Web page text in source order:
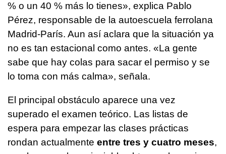
% o un 40 % más lo tienes», explica Pablo
Pérez, responsable de la autoescuela ferrolana
Madrid-París. Aun así aclara que la situación ya
no es tan estacional como antes. «La gente
sabe que hay colas para sacar el permiso y se
lo toma con más calma», señala.
El principal obstáculo aparece una vez
superado el examen teórico. Las listas de
espera para empezar las clases prácticas
rondan actualmente entre tres y cuatro meses,